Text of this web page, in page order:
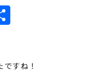
共
すね！